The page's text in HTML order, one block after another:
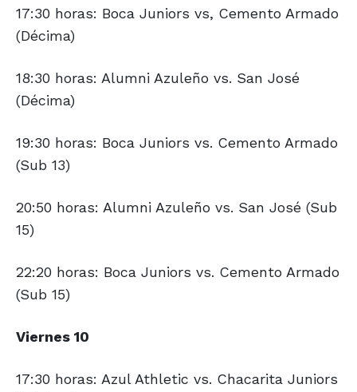
17:30 horas: Boca Juniors vs, Cemento Armado
(Décima)
18:30 horas: Alumni Azuleño vs. San José
(Décima)
19:30 horas: Boca Juniors vs. Cemento Armado
(Sub 13)
20:50 horas: Alumni Azuleño vs. San José (Sub
15)
22:20 horas: Boca Juniors vs. Cemento Armado
(Sub 15)
Viernes 10
17:30 horas: Azul Athletic vs. Chacarita Juniors